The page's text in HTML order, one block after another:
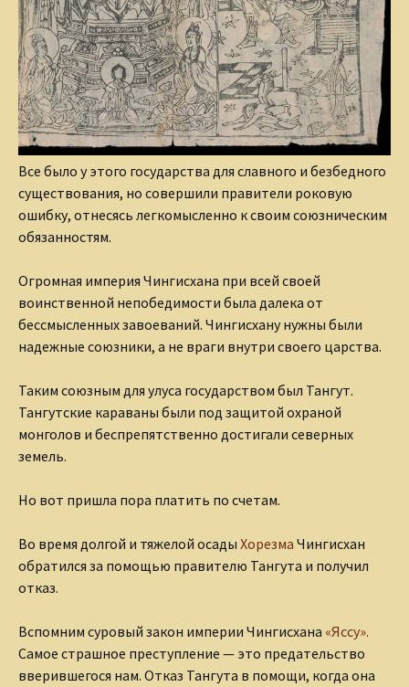
Все было у этого государства для славного и безбедного
существования, но совершили правители роковую
ошибку, отнесясь легкомысленно к своим союзническим
обязанностям.
Огромная империя Чингисхана при всей своей
воинственной непобедимости была далека от
бессмысленных завоеваний. Чингисхану нужны были
надежные союзники, а не враги внутри своего царства.
Таким союзным для улуса государством был Тангут.
Тангутские караваны были под защитой охраной
монголов и беспрепятственно достигали северных
земель.
Но вот пришла пора платить по счетам.
Во время долгой и тяжелой осады Хорезма Чингисхан
обратился за помощью правителю Тангута и получил
отказ.
Вспомним суровый закон империи Чингисхана «Яссу».
Самое страшное преступление — это предательство
вверившегося нам. Отказ Тангута в помощи, когда она